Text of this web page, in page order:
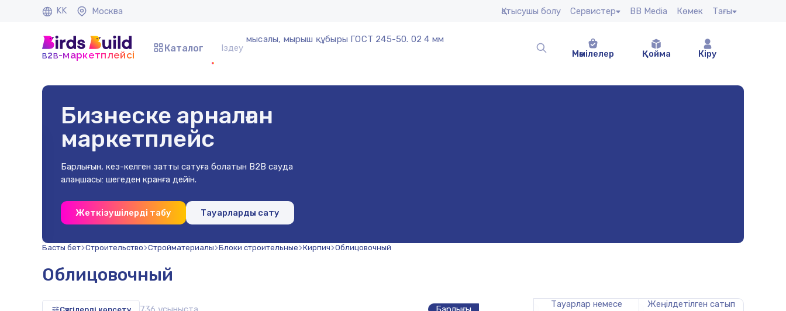
KK Москва Қатысушы болу Сервистер BB Media Көмек Тағы
b2b-маркетплейсі
Каталог
мысалы, мырыш құбыры ГОСТ 245-50. 02 4 мм
Мәмілелер
Қойма Кіру
Бизнеске арналған
маркетплейс
Барлығын, кез-келген затты сатуға болатын B2B сауда
алаңшасы: шегеден кранға дейін.
Жеткізушілерді табу Тауарларды сату
Басты бет Строительство Стройматериалы Блоки строительные Кирпич Облицовочный
Облицовочный
Сүзгілерді көрсету
Тауарлар немесе
Жеңілдетілген сатып